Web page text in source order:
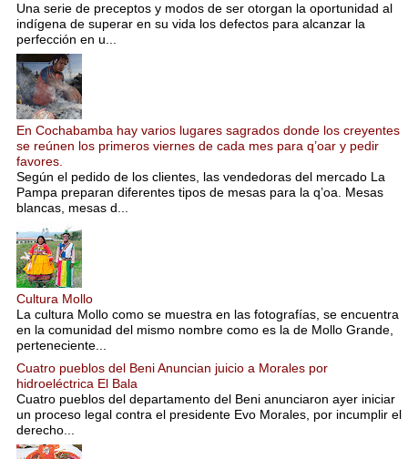
Una serie de preceptos y modos de ser otorgan la oportunidad al
indígena de superar en su vida los defectos para alcanzar la
perfección en u...
En Cochabamba hay varios lugares sagrados donde los creyentes
se reúnen los primeros viernes de cada mes para q’oar y pedir
favores.
Según el pedido de los clientes, las vendedoras del mercado La
Pampa preparan diferentes tipos de mesas para la q’oa. Mesas
blancas, mesas d...
Cultura Mollo
La cultura Mollo como se muestra en las fotografías, se encuentra
en la comunidad del mismo nombre como es la de Mollo Grande,
perteneciente...
Cuatro pueblos del Beni Anuncian juicio a Morales por
hidroeléctrica El Bala
Cuatro pueblos del departamento del Beni anunciaron ayer iniciar
un proceso legal contra el presidente Evo Morales, por incumplir el
derecho...